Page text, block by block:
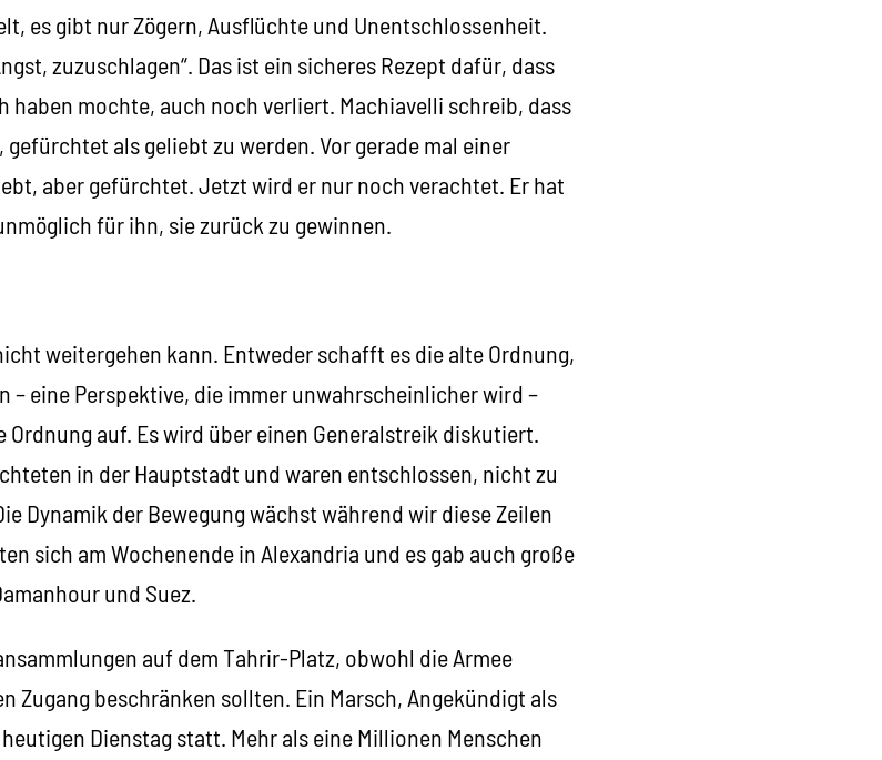
es gibt nur Zögern, Ausflüchte und Unentschlossenheit.
zuzuschlagen“. Das ist ein sicheres Rezept dafür, dass
haben mochte, auch noch verliert. Machiavelli schreib, dass
als geliebt zu werden. Vor gerade mal einer
aber gefürchtet. Jetzt wird er nur noch verachtet. Er hat
für ihn, sie zurück zu gewinnen.
weitergehen kann. Entweder schafft es die alte Ordnung,
eine Perspektive, die immer unwahrscheinlicher wird –
Ordnung auf. Es wird über einen Generalstreik diskutiert.
in der Hauptstadt und waren entschlossen, nicht zu
Dynamik der Bewegung wächst während wir diese Zeilen
sich am Wochenende in Alexandria und es gab auch große
und Suez.
auf dem Tahrir-Platz, obwohl die Armee
Zugang beschränken sollten. Ein Marsch, Angekündigt als
Dienstag statt. Mehr als eine Millionen Menschen